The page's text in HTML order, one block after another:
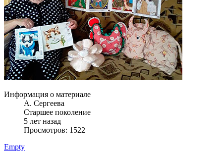
Информация о материале
А. Сергеева
Старшее поколение
5 лет назад
Просмотров: 1522
Empty